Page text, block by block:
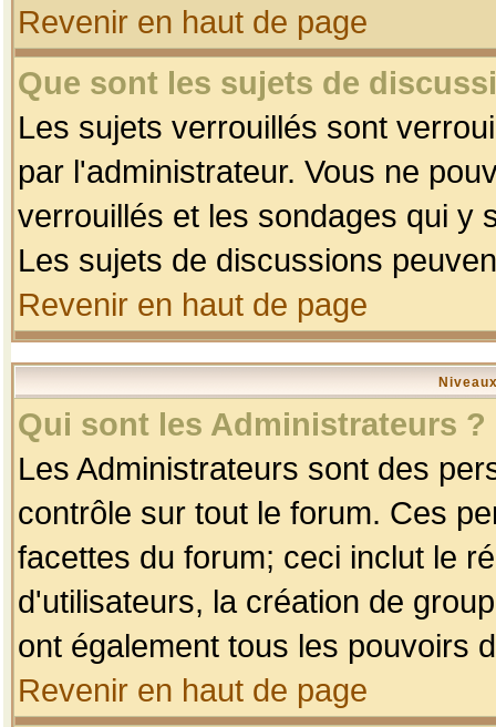
Revenir en haut de page
Que sont les sujets de
Les sujets verrouillés sont
par l'administrateur. Vous ne
verrouillés et les sondages qui y
Les sujets de discussions
Revenir en haut de page
Qui sont les Administrateurs ?
Les Administrateurs sont des
contrôle sur tout le forum. Ces
facettes du forum; ceci inclut le
d'utilisateurs, la création de
ont également tous les pouvoirs
Revenir en haut de page